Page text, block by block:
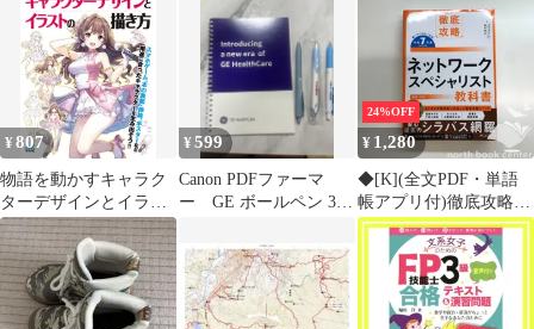
本(PDF取込用)
¥807
物語を動かすキャラク
ターデザインとイラス
トの描き方(特典PDFデ
ータ付き) スタジオ・
ハードデラックス
¥599
Canon PDFファーマ
ー GE ボールペン 3本
24%OFF
¥ 1,280
◆[K](全文PDF・単語
帳アプリ付)徹底攻略
ネットワークスペシャ
リスト教科書 令和7年